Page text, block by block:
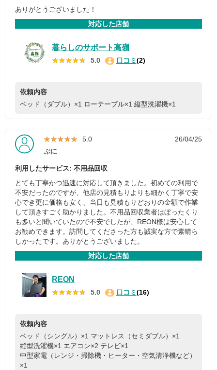
ありがとうございました！
対応した店舗
暮らしのサポート高嶺
★★★★★
★★★★★ 5.0 口コミ (2)
依頼内容
ベッド（ダブル）×1 ローテーブル×1 縦型洗濯機×1
★★★★★
★★★★★ 5.0
26/04/25
ぷに
利用したサービス: 不用品回収
とても丁寧かつ迅速に対応して頂きました。初めての利用で
不安だったのですが、他店の見積もりよりも細かく丁寧で安
心でき更に価格も安く、当日も見積もりどおりの金額で作業
して頂きすごく助かりました。不用品回収業者はぼったくり
も多いと聞いていたので不安でしたが、REON様は安心して
お勧めできます。訪問してくださった方も誠実な方で素晴ら
しかったです。ありがとうございました。
対応した店舗
REON
★★★★★
★★★★★ 5.0 口コミ (16)
依頼内容
ベッド（シングル）×1 マットレス（セミダブル）×1
縦型洗濯機×1 エアコン×2 テレビ×1
中型家電（レンジ・掃除機・ヒーター・空気清浄機など）
×1